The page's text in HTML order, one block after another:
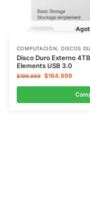
COMPUTACIÓN, DISCOS
Disco Duro Externo
Elements USB 3.0
$199.999 $164.999